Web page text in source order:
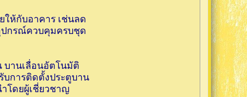
ห้กับอาคาร เช่นลด
ปกรณ์ควบคุมครบชุด
บานเลื่อนอัตโนมัติ
การติดตั้งประตูบาน
โดยผู้เชี่ยวชาญ